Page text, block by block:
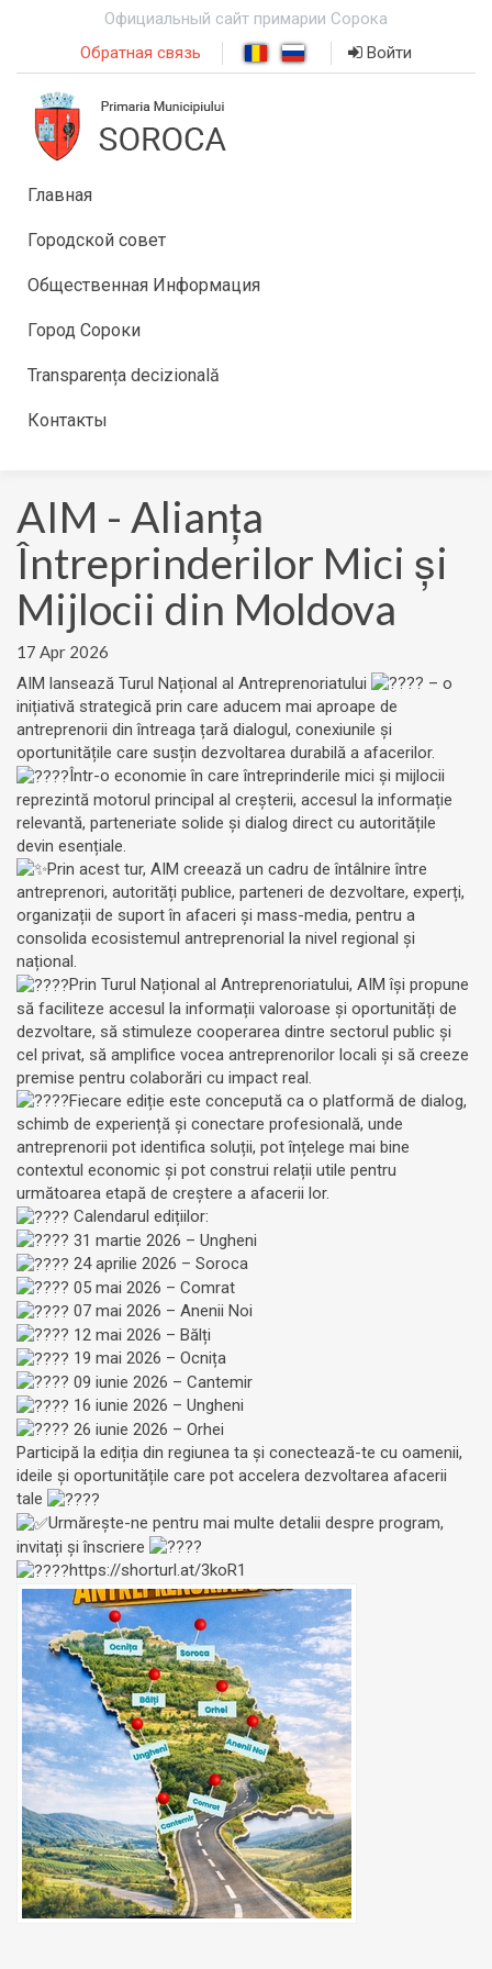
Официальный сайт примарии Сорока
Обратная связь
Войти
Главная
Городской совет
Общественная Информация
Город Сороки
Transparența decizională
Контакты
AIM - Alianța
Întreprinderilor Mici și
Mijlocii din Moldova
17 Apr 2026
AIM lansează Turul Național al Antreprenoriatului
– o
inițiativă strategică prin care aducem mai aproape de
antreprenorii din întreaga țară dialogul, conexiunile și
oportunitățile care susțin dezvoltarea durabilă a afacerilor.
Într-o economie în care întreprinderile mici și mijlocii
reprezintă motorul principal al creșterii, accesul la informație
relevantă, parteneriate solide și dialog direct cu autoritățile
devin esențiale.
Prin acest tur, AIM creează un cadru de întâlnire între
antreprenori, autorități publice, parteneri de dezvoltare, experți,
organizații de suport în afaceri și mass-media, pentru a
consolida ecosistemul antreprenorial la nivel regional și
național.
Prin Turul Național al Antreprenoriatului, AIM își propune
să faciliteze accesul la informații valoroase și oportunități de
dezvoltare, să stimuleze cooperarea dintre sectorul public și
cel privat, să amplifice vocea antreprenorilor locali și să creeze
premise pentru colaborări cu impact real.
Fiecare ediție este concepută ca o platformă de dialog,
schimb de experiență și conectare profesională, unde
antreprenorii pot identifica soluții, pot înțelege mai bine
contextul economic și pot construi relații utile pentru
următoarea etapă de creștere a afacerii lor.
Calendarul edițiilor:
31 martie 2026 – Ungheni
24 aprilie 2026 – Soroca
05 mai 2026 – Comrat
07 mai 2026 – Anenii Noi
12 mai 2026 – Bălți
19 mai 2026 – Ocnița
09 iunie 2026 – Cantemir
16 iunie 2026 – Ungheni
26 iunie 2026 – Orhei
Participă la ediția din regiunea ta și conectează-te cu oamenii,
ideile și oportunitățile care pot accelera dezvoltarea afacerii
tale
Urmărește-ne pentru mai multe detalii despre program,
invitați și înscriere
https://shorturl.at/3koR1